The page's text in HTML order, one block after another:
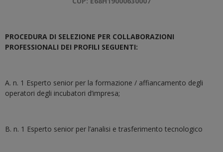
PROCEDURA DI SELEZIONE PER COLLABORAZIONI
PROFESSIONALI DEI PROFILI SEGUENTI:
A. n. 1 Esperto senior per la formazione / affiancamento degli
operatori degli incubatori d’impresa;
B. n. 1 Esperto senior per l’analisi e trasferimento tecnologico